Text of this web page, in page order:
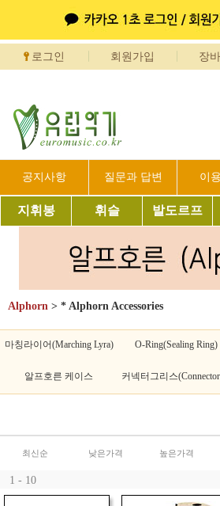
로그인 회원가입 장
공지사항 질문과 답변 이
지휘봉 휘슬 발도르프
Alphorn > * Alphorn Accessories
마칭라이어(Marching Lyra) O-Ring(Sealing Ring)
알프호른 케이스
최신순 낮은가격 높은가격
1 - 10